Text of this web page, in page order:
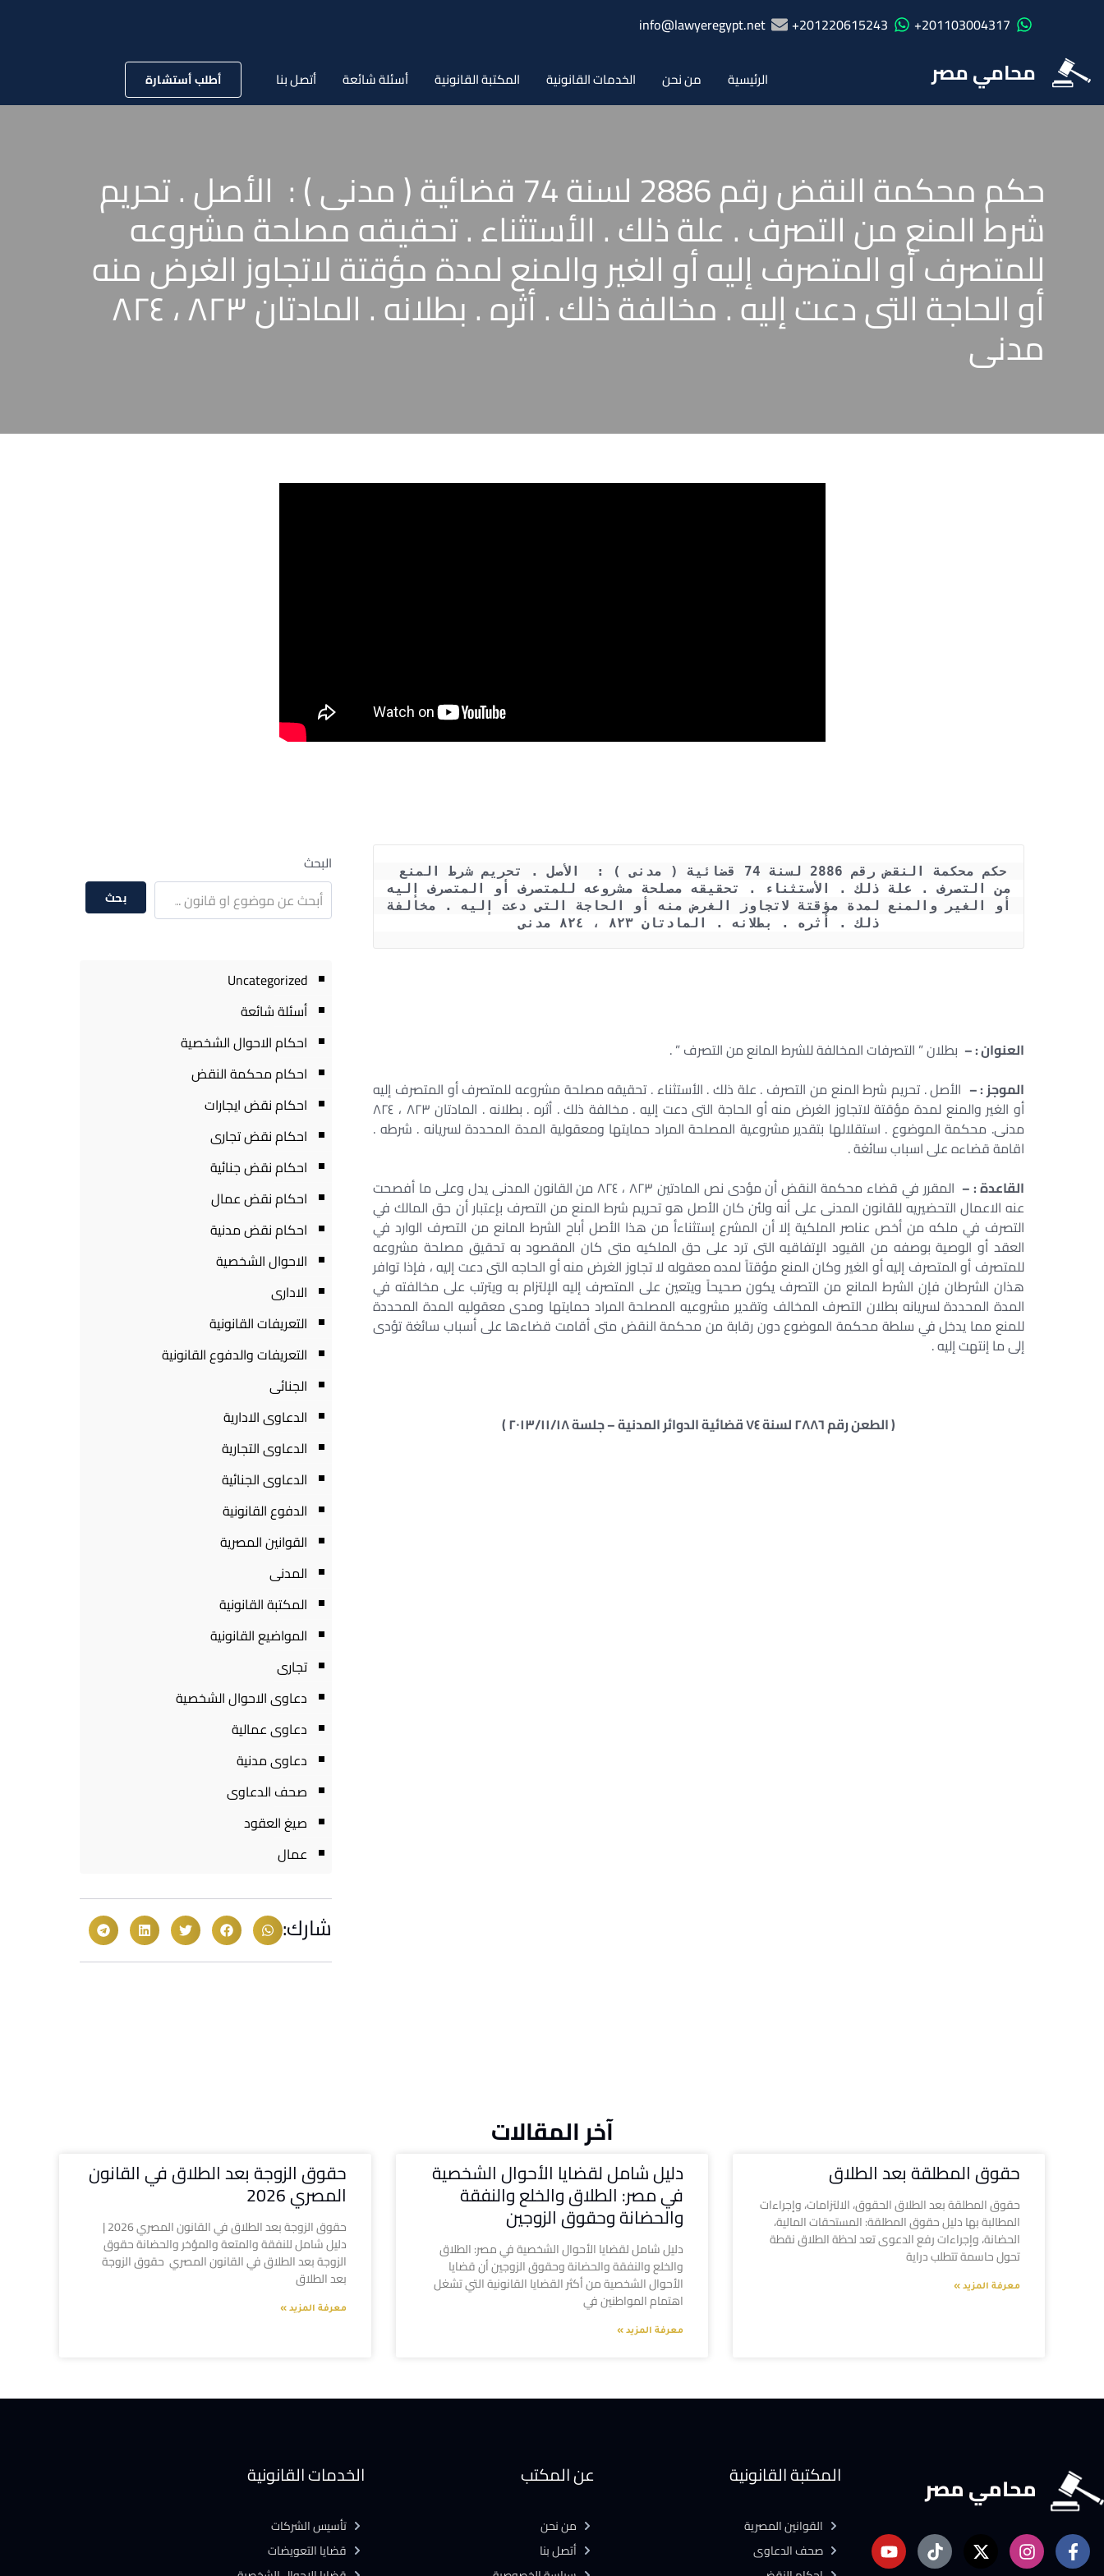
201103004317+
201220615243+
info@lawyeregypt.net
محامي مصر الرئيسية من نحن الخدمات القانونية المكتبة القانونية أسئلة شائعة أتصل بنا أطلب أستشارة
حكم محكمة النقض رقم 2886 لسنة 74 قضائية ( مدنى ) : الأصل . تحريم
شرط المنع من التصرف . علة ذلك . الأستثناء . تحقيقه مصلحة مشروعه
للمتصرف أو المتصرف إليه أو الغير والمنع لمدة مؤقتة لاتجاوز الغرض منه
أو الحاجة التى دعت إليه . مخالفة ذلك . أثره . بطلانه . المادتان ٨٢٣ ، ٨٢٤
مدنى
ذلك . أثره . بطلانه . المادتان ٨٢٣ ، ٨٢٤ مدنى
العنوان : – بطلان ” التصرفات المخالفة للشرط المانع من التصرف ” .
الموجز : – الأصل . تحريم شرط المنع من التصرف . علة ذلك . الأستثناء . تحقيقه مصلحة مشروعه للمتصرف أو المتصرف إليه
أو الغير والمنع لمدة مؤقتة لاتجاوز الغرض منه أو الحاجة التى دعت إليه . مخالفة ذلك . أثره . بطلانه . المادتان ٨٢٣ ، ٨٢٤
مدنى. محكمة الموضوع . استقلالها بتقدير مشروعية المصلحة المراد حمايتها ومعقولية المدة المحددة لسريانه . شرطه .
اقامة قضاءه على اسباب سائغة .
القاعدة : –
المقرر في قضاء محكمة النقض أن مؤدى نص المادتين ٨٢٣ ، ٨٢٤ من القانون المدنى يدل وعلى ما أفصحت
عنه الاعمال التحضيريه للقانون المدنى على أنه ولئن كان الأصل هو تحريم شرط المنع من التصرف بإعتبار أن حق المالك في
التصرف في ملكه من أخص عناصر الملكية إلا أن المشرع إستثناءأ من هذا الأصل أباح الشرط المانع من التصرف الوارد في
العقد أو الوصية بوصفه من القيود الإتفاقيه التى ترد على حق الملكيه متى كان المقصود به تحقيق مصلحة مشروعه
للمتصرف أو المتصرف إليه أو الغير وكان المنع مؤقتاً لمده معقوله لا تجاوز الغرض منه أو الحاجه التى دعت إليه ، فإذا توافر
هذان الشرطان فإن الشرط المانع من التصرف يكون صحيحاً ويتعين على المتصرف إليه الإلتزام به ويترتب على مخالفته في
المدة المحددة لسريانه بطلان التصرف المخالف وتقدير مشروعيه المصلحة المراد حمايتها ومدى معقوليه المدة المحددة
للمنع مما يدخل في سلطة محكمة الموضوع دون رقابة من محكمة النقض متى أقامت قضاءها على أسباب سائغة تؤدى
إلى ما إنتهت إليه .
( الطعن رقم ٢٨٨٦ لسنة ٧٤ قضائية الدوائر المدنية – جلسة ٢٠١٣/١١/١٨ )
البحث
بحث
Uncategorized
أسئلة شائعة
احكام الاحوال الشخصية
احكام محكمة النقض
احكام نقض ايجارات
احكام نقض تجارى
احكام نقض جنائية
احكام نقض عمال
احكام نقض مدنية
الاحوال الشخصية
الادارى
التعريفات القانونية
التعريفات والدفوع القانونية
الجنائى
الدعاوى الادارية
الدعاوى التجارية
الدعاوى الجنائية
الدفوع القانونية
القوانين المصرية
المدنى
المكتبة القانونية
المواضيع القانونية
تجارى
دعاوى الاحوال الشخصية
دعاوى عمالية
دعاوى مدنية
صحف الدعاوى
صيغ العقود
عمال
شارك:
آخر المقالات
حقوق المطلقة بعد الطلاق
حقوق المطلقة بعد الطلاق الحقوق، الالتزامات، وإجراءات
المطالبة بها دليل حقوق المطلقة: المستحقات المالية،
الحضانة، وإجراءات رفع الدعوى تعد لحظة الطلاق نقطة
تحول حاسمة تتطلب دراية
معرفة المزيد »
دليل شامل لقضايا الأحوال الشخصية
في مصر: الطلاق والخلع والنفقة
والحضانة وحقوق الزوجين
دليل شامل لقضايا الأحوال الشخصية في مصر: الطلاق
والخلع والنفقة والحضانة وحقوق الزوجين أن قضايا
الأحوال الشخصية من أكثر القضايا القانونية التي تشغل
اهتمام المواطنين في
معرفة المزيد »
حقوق الزوجة بعد الطلاق في القانون
المصري 2026
حقوق الزوجة بعد الطلاق في القانون المصري 2026 |
دليل شامل للنفقة والمتعة والمؤخر والحضانة حقوق
الزوجة بعد الطلاق في القانون المصري حقوق الزوجة
بعد الطلاق
معرفة المزيد »
محامي مصر المكتبة القانونية
القوانين المصرية
صحف الدعاوى
عن المكتب
من نحن
أتصل بنا
الخدمات القانونية
تأسيس الشركات
قضايا التعويضات